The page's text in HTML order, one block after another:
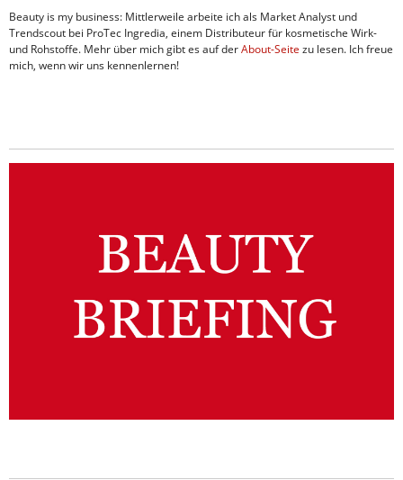
Beauty is my business: Mittlerweile arbeite ich als Market Analyst und
Trendscout bei ProTec Ingredia, einem Distributeur für kosmetische Wirk-
und Rohstoffe. Mehr über mich gibt es auf derAbout-Seite zu lesen. Ich freue
mich, wenn wir uns kennenlernen!